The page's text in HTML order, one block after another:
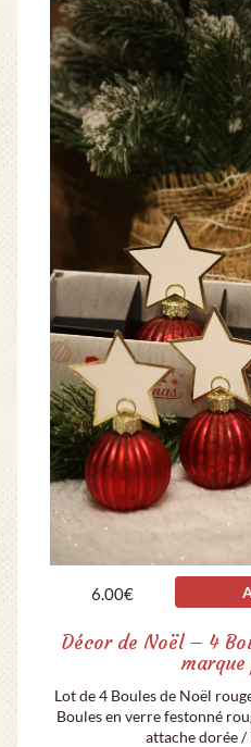
6.00€
Décor de Noël – 4
marque
Lot de 4 Boules de Noël
Boules en verre festonné
attache dorée